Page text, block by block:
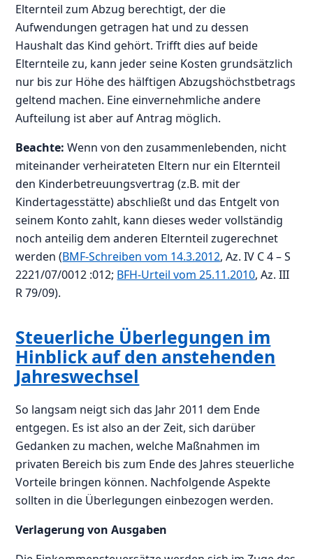
Elternteil zum Abzug berechtigt, der die
Aufwendungen getragen hat und zu dessen
Haushalt das Kind gehört. Trifft dies auf beide
Elternteile zu, kann jeder seine Kosten grundsätzlich
nur bis zur Höhe des hälftigen Abzugshöchstbetrags
geltend machen. Eine einvernehmliche andere
Aufteilung ist aber auf Antrag möglich.
Beachte: Wenn von den zusammenlebenden, nicht
miteinander verheirateten Eltern nur ein Elternteil
den Kinderbetreuungsvertrag (z.B. mit der
Kindertagesstätte) abschließt und das Entgelt von
seinem Konto zahlt, kann dieses weder vollständig
noch anteilig dem anderen Elternteil zugerechnet
werden (BMF-Schreiben vom 14.3.2012, Az. IV C 4 – S
2221/07/0012 :012; BFH-Urteil vom 25.11.2010, Az. III
R 79/09).
Steuerliche Überlegungen im
Hinblick auf den anstehenden
Jahreswechsel
So langsam neigt sich das Jahr 2011 dem Ende
entgegen. Es ist also an der Zeit, sich darüber
Gedanken zu machen, welche Maßnahmen im
privaten Bereich bis zum Ende des Jahres steuerliche
Vorteile bringen können. Nachfolgende Aspekte
sollten in die Überlegungen einbezogen werden.
Verlagerung von Ausgaben